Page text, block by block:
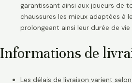
garantissant ainsi aux joueurs de
chaussures les mieux adaptées à
prolongeant ainsi leur durée de
Informations de
Les délais de livraison varient